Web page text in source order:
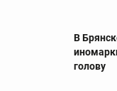
В
голову